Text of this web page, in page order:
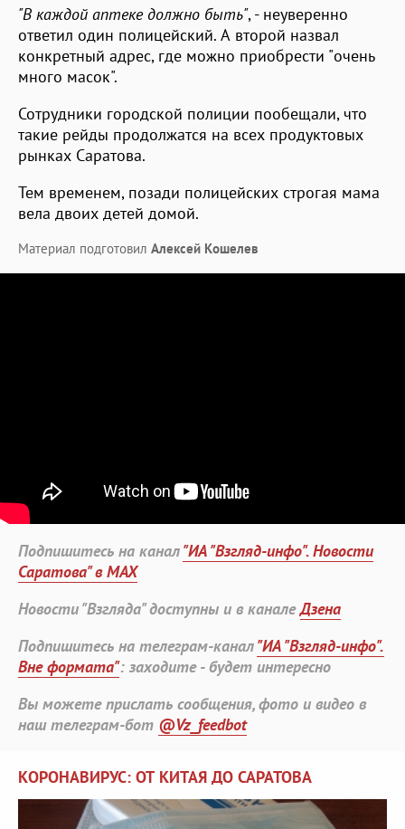
"В каждой аптеке должно быть", - неуверенно
ответил один полицейский. А второй назвал
конкретный адрес, где можно приобрести "очень
много масок".
Сотрудники городской полиции пообещали, что
такие рейды продолжатся на всех продуктовых
рынках Саратова.
Тем временем, позади полицейских строгая мама
вела двоих детей домой.
Материал подготовил Алексей Кошелев
Подпишитесь на канал"ИА "Взгляд-инфо". Новости
Саратова" в MAX
Новости "Взгляда" доступны и в каналеДзена
Подпишитесь на телеграм-канал"ИА "Взгляд-инфо".
Вне формата": заходите - будет интересно
Вы можете прислать сообщения, фото и видео в
наш телеграм-бот @Vz_feedbot
КОРОНАВИРУС: ОТ КИТАЯ ДО САРАТОВА